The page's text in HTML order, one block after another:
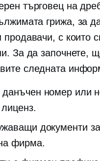
търговец на
грижа, за
продавачи, с които
За да започнете,
следната
данъчен номер или
документи
фирма.